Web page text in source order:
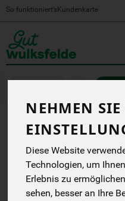
NEHMEN
Diese Website
Technologien, um
Erlebnis zu
sehen, besser an Ihre
So funktioniert’s Kundenkarte
HANDOBST